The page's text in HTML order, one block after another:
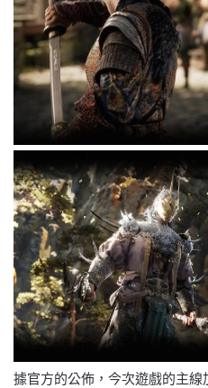
據官方的公佈，今次遊戲的主